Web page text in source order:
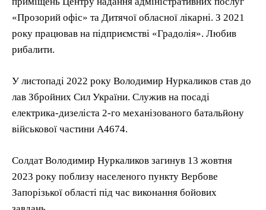
«Прозорий офіс» та Дитячої обласної лікарні. З 2021
року працював на підприємстві «Градолія». Любив
рибалити.
У листопаді 2022 року Володимир Нуркаликов став до
лав Збройних Сил України. Служив на посаді
електрика-дизеліста 2-го механізованого батальйону
військової частини А4674.
Солдат Володимир Нуркаликов загинув 13 жовтня
2023 року поблизу населеного пункту Вербове
Запорізької області під час виконання бойових